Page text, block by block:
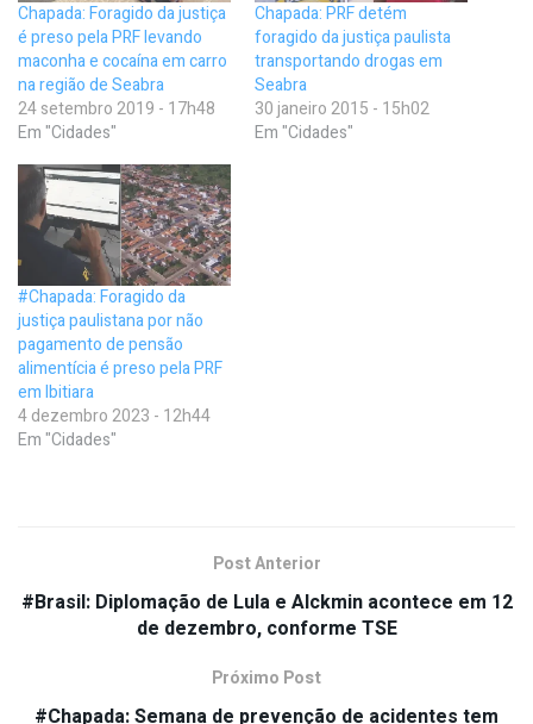
Chapada: Foragido da justiça
é preso pela PRF levando
maconha e cocaína em carro
na região de Seabra
24 setembro 2019 - 17h48
Em "Cidades"
Chapada: PRF detém
foragido da justiça paulista
transportando drogas em
Seabra
30 janeiro 2015 - 15h02
Em "Cidades"
#Chapada: Foragido da
justiça paulistana por não
pagamento de pensão
alimentícia é preso pela PRF
em Ibitiara
4 dezembro 2023 - 12h44
Em "Cidades"
Post Anterior
#Brasil: Diplomação de Lula e Alckmin acontece em 12
de dezembro, conforme TSE
Próximo Post
#Chapada: Semana de prevenção de acidentes tem